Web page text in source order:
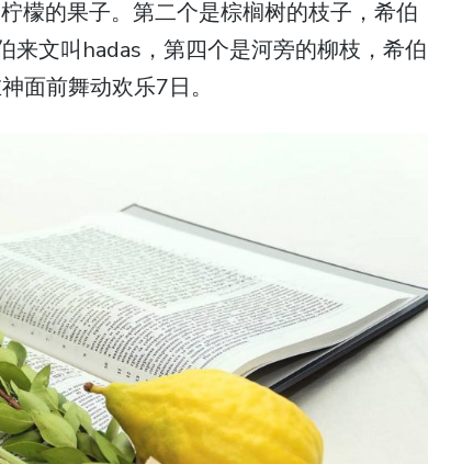
檬的果子。第二个是棕榈树的枝子，希伯
文叫hadas，第四个是河旁的柳枝，希伯
面前舞动欢乐7日。